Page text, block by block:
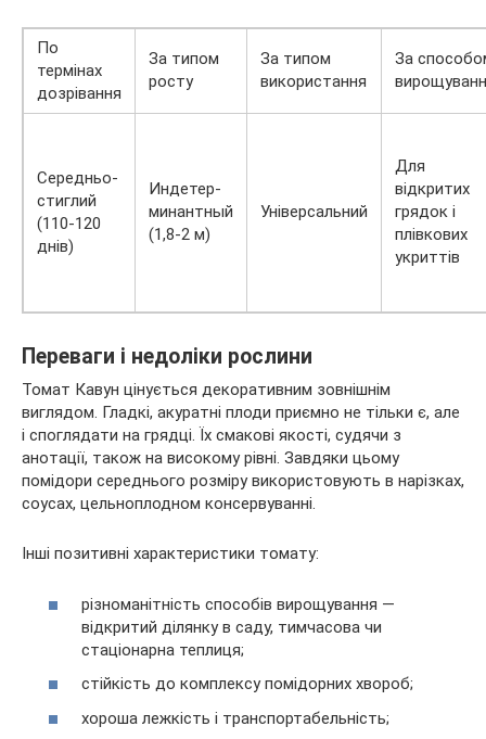
По
термінах
дозрівання
За типом
росту
За типом
використання
За
Середньо-
стиглий
(110-120
днів)
Индетер-
минантный
(1,8-2 м)
Універсальний
Для
відкритих
грядок і
плівкових
укриттів
Переваги і недоліки рослини
Томат Кавун цінується декоративним зовнішнім
виглядом. Гладкі, акуратні плоди приємно не тільки є, але
і споглядати на грядці. Їх смакові якості, судячи з
анотації, також на високому рівні. Завдяки цьому
помідори середнього розміру використовують в нарізках,
соусах, цельноплодном консервуванні.
Інші позитивні характеристики томату:
різноманітність способів вирощування —
відкритий ділянку в саду, тимчасова чи
стаціонарна теплиця;
стійкість до комплексу помідорних хвороб;
хороша лежкість і транспортабельність;